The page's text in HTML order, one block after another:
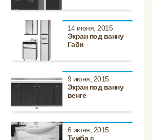
14 июня, 2015
Экран под ванну
Габи
9 июня, 2015
Экран под ванну
венге
6 июня, 2015
Тумба с